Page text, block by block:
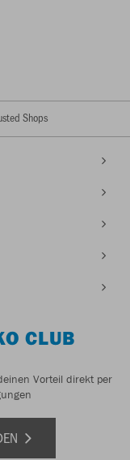
Shops
CLUB
Vorteil direkt per